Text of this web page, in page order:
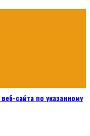
сайта по указанному